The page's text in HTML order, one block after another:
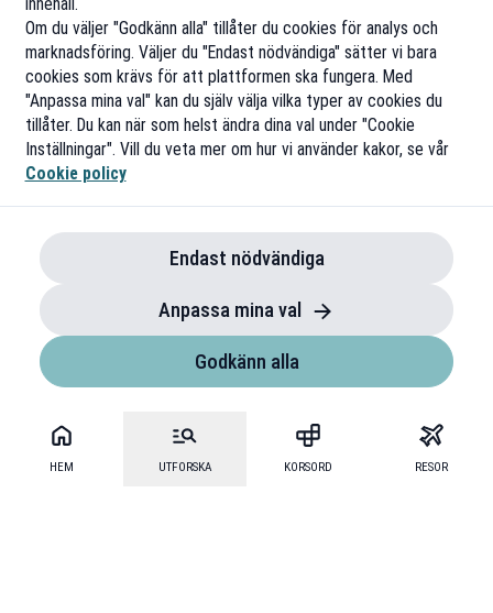
HEM UTFORSKA KORSORD RESOR
Om du väljer "Godkänn alla" tillåter du cookies för analys och
marknadsföring. Väljer du "Endast nödvändiga" sätter vi bara
cookies som krävs för att plattformen ska fungera. Med
"Anpassa mina val" kan du själv välja vilka typer av cookies du
tillåter. Du kan när som helst ändra dina val under "Cookie
Inställningar". Vill du veta mer om hur vi använder kakor, se vår
Cookie policy
Endast nödvändiga
Anpassa mina val
Godkänn alla